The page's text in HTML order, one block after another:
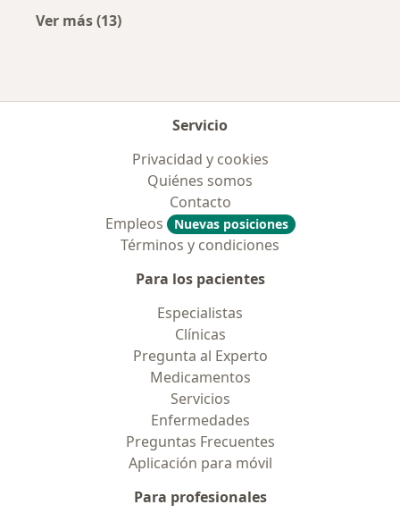
Ver más (13)
Servicio
Privacidad y cookies
Quiénes somos
Contacto
Empleos
Nuevas posiciones
Términos y condiciones
Para los pacientes
Especialistas
Clínicas
Pregunta al Experto
Medicamentos
Servicios
Enfermedades
Preguntas Frecuentes
Aplicación para móvil
Para profesionales